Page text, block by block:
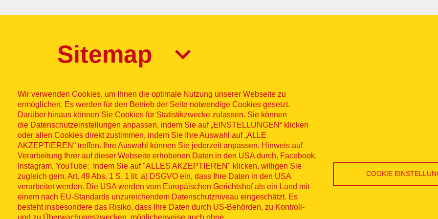
Wir verwenden Cookies, um Ihnen die optimale Nutzung unserer Webseite zu
ermöglichen. Es werden für den Betrieb der Seite notwendige Cookies gesetzt.
Darüber hinaus können Sie Cookies für Statistikzwecke zulassen. Sie können
die Datenschutzeinstellungen anpassen, indem Sie auf „EINSTELLUNGEN“ klicken
oder allen Cookies direkt zustimmen, indem Sie Ihre Auswahl auf „ALLE
AKZEPTIEREN“ treffen. Ihre Auswahl können Sie jederzeit anpassen. Hinweis auf
Verarbeitung Ihrer auf dieser Webseite erhobenen Daten in den USA durch, Facebook,
Instagram, YouTube: Indem Sie auf "ALLES AKZEPTIEREN" klicken, willigen Sie
zugleich gem. Art. 49 Abs. 1 S. 1 lit. a) DSGVO ein, dass Ihre Daten in den USA
verarbeitet werden. Die USA werden vom Europäischen Gerichtshof als ein Land mit
einem nach EU-Standards unzureichendem Datenschutzniveau eingeschätzt. Es
besteht insbesondere das Risiko, dass Ihre Daten durch US-Behörden, zu Kontroll-
COOKIE
Sitemap
© ASB
2026
Fußzeilenmenü
Impressum Datenschutz
Widerruf
Social Media